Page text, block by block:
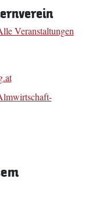
Veranstaltungen